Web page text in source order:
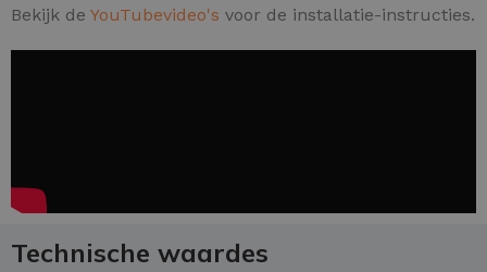
Bekijk de YouTubevideo's voor de installatie-instructies.
Technische waardes